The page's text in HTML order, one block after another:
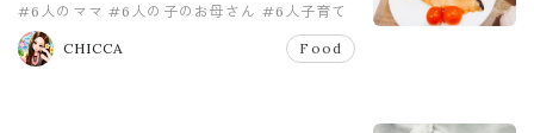
#6人のママ #6人の子のお母さん #6人子育て
#6人目
CHICCA
Food